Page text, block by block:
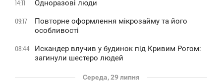
14:11 Одноразові люди
09:17
Повторне оформлення мікрозайму та його
особливості
08:44
Искандер влучив у будинок під Кривим Рогом:
загинули шестеро людей
Середа, 29 липня